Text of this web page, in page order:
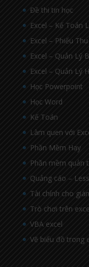
Đề thi tin học
Excel – Kế Toán
Excel – Phiếu
Excel – Quản Lý
Excel – Quản Lý
Học Powerpoint
Học Word
Kế Toán
Làm quen với
Phần Mềm Hay
Phần mềm quản
Quảng cáo –
Tài chính cho
Trò chơi trên
VBA excel
Vẽ biểu đồ trong